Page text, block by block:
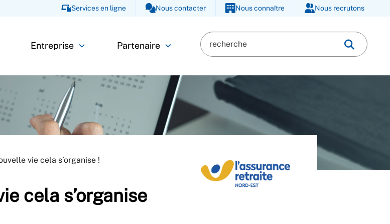
Services en ligne Nous contacter Nous connaître Nous recrutons
Entreprise Partenaire
vie cela s’organise !
cela s’organise